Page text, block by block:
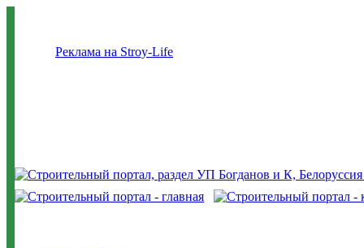
Реклама на Stroy-Life